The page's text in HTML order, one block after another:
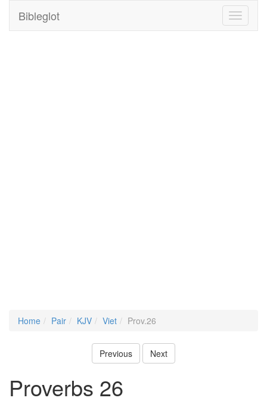
Toggle
Bibleglot
Home Pair KJV Viet Prov.26
Previous Next
Proverbs 26